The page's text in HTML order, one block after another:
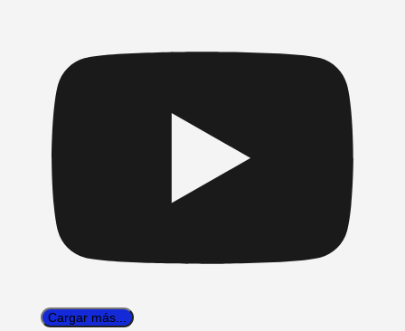
Cargar más...